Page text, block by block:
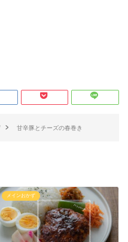
甘辛豚とチーズの春巻き
メインおかず